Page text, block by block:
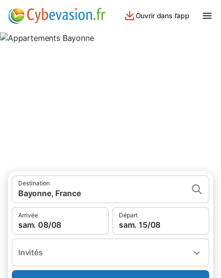
Ouvrir dans l’app
Destination
Bayonne, France
Arrivée
sam. 08/08
Départ
sam. 15/08
Invités